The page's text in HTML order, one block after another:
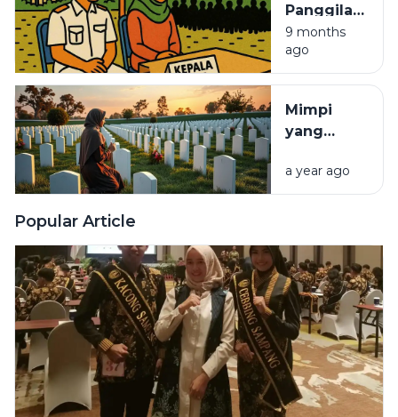
Aksi Ricuh
di Tahun
2025
Panggilan
Kasih di
Balik
Kekuasaan
9 months
ago
Mimpi
yang
Nisan
a year ago
Popular Article